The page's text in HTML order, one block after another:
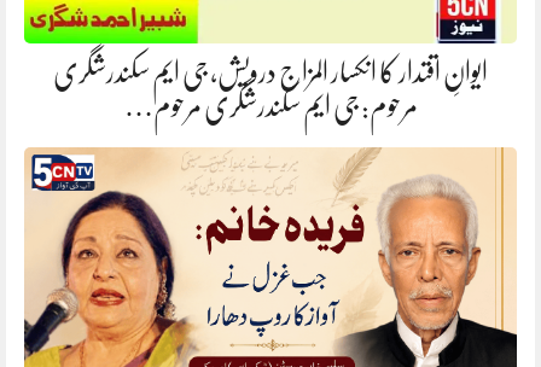
ایوانِ اقتدار کا انکسار المزاج درویش، جی ایم سکندرشگری
مرحوم: جی ایم سکندرشگری مرحوم…